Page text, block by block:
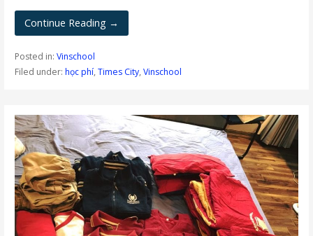
Continue Reading →
Posted in: Vinschool
Filed under: học phí, Times City, Vinschool